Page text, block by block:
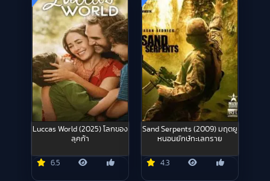
Luccas World (2025) โลกของ
ลุคก้า
6.5
Sand Serpents (2009) มฤตยู
หนอนยักษ์ทะเลทราย
4.3